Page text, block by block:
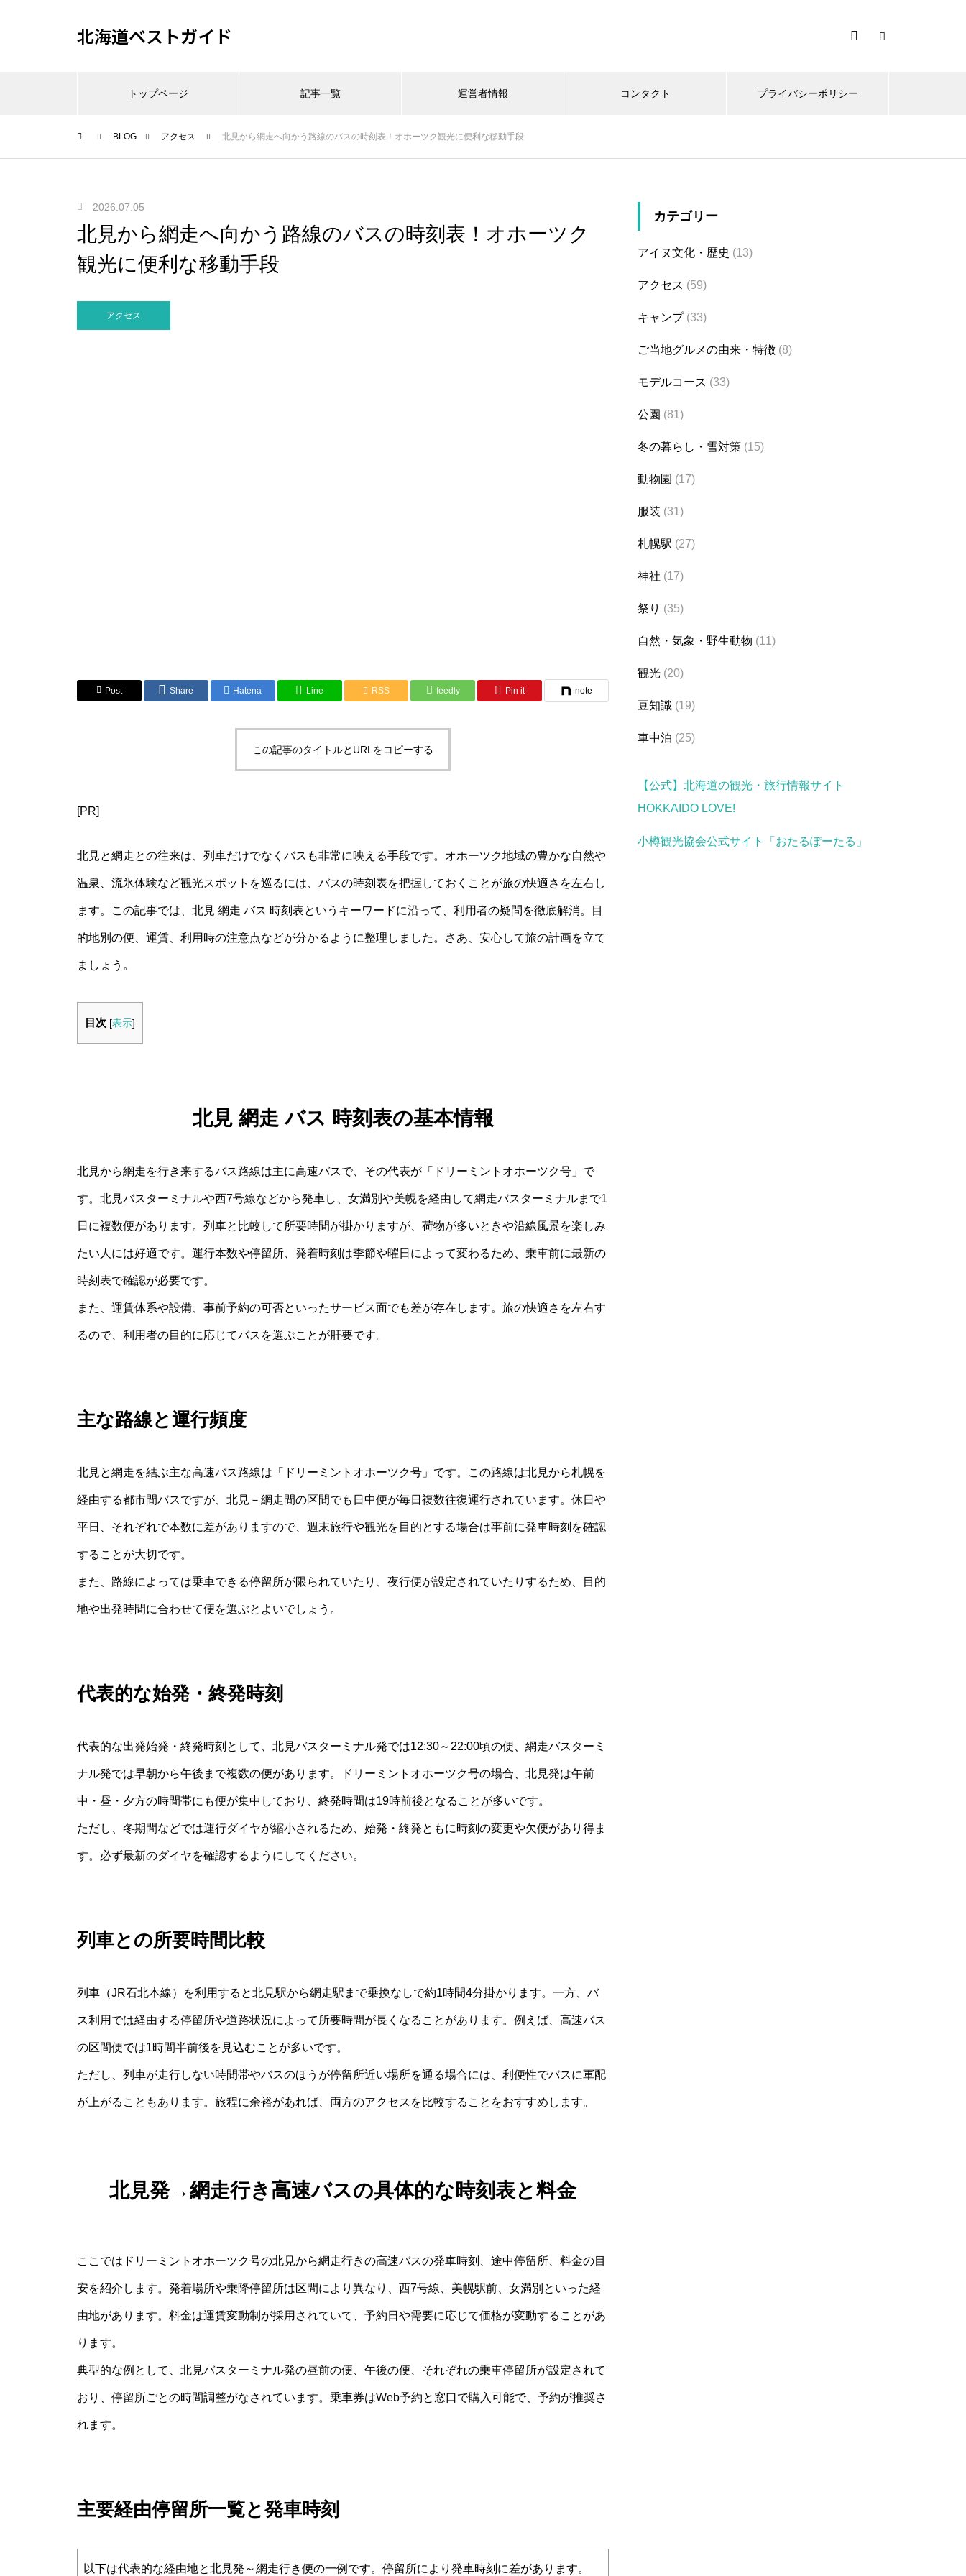
北海道ベストガイド
トップページ 記事一覧 運営者情報 コンタクト プライバシーポリシー
BLOG アクセス 北見から網走へ向かう路線のバスの時刻表！オホーツク観光に便利な移動手段
2026.07.05
北見から網走へ向かう路線のバスの時刻表！オホーツク
観光に便利な移動手段
アクセス
Post Share Hatena Line RSS feedly Pin it note
この記事のタイトルとURLをコピーする
[PR]
北見と網走との往来は、列車だけでなくバスも非常に映える手段です。オホーツク地域の豊かな自然や
温泉、流氷体験など観光スポットを巡るには、バスの時刻表を把握しておくことが旅の快適さを左右し
ます。この記事では、北見 網走 バス 時刻表というキーワードに沿って、利用者の疑問を徹底解消。目
的地別の便、運賃、利用時の注意点などが分かるように整理しました。さあ、安心して旅の計画を立て
ましょう。
目次 [表示]
北見 網走 バス 時刻表の基本情報
北見から網走を行き来するバス路線は主に高速バスで、その代表が「ドリーミントオホーツク号」で
す。北見バスターミナルや西7号線などから発車し、女満別や美幌を経由して網走バスターミナルまで1
日に複数便があります。列車と比較して所要時間が掛かりますが、荷物が多いときや沿線風景を楽しみ
たい人には好適です。運行本数や停留所、発着時刻は季節や曜日によって変わるため、乗車前に最新の
時刻表で確認が必要です。
また、運賃体系や設備、事前予約の可否といったサービス面でも差が存在します。旅の快適さを左右す
るので、利用者の目的に応じてバスを選ぶことが肝要です。
主な路線と運行頻度
北見と網走を結ぶ主な高速バス路線は「ドリーミントオホーツク号」です。この路線は北見から札幌を
経由する都市間バスですが、北見－網走間の区間でも日中便が毎日複数往復運行されています。休日や
平日、それぞれで本数に差がありますので、週末旅行や観光を目的とする場合は事前に発車時刻を確認
することが大切です。
また、路線によっては乗車できる停留所が限られていたり、夜行便が設定されていたりするため、目的
地や出発時間に合わせて便を選ぶとよいでしょう。
代表的な始発・終発時刻
代表的な出発始発・終発時刻として、北見バスターミナル発では12:30～22:00頃の便、網走バスターミ
ナル発では早朝から午後まで複数の便があります。ドリーミントオホーツク号の場合、北見発は午前
中・昼・夕方の時間帯にも便が集中しており、終発時間は19時前後となることが多いです。
ただし、冬期間などでは運行ダイヤが縮小されるため、始発・終発ともに時刻の変更や欠便があり得ま
す。必ず最新のダイヤを確認するようにしてください。
列車との所要時間比較
列車（JR石北本線）を利用すると北見駅から網走駅まで乗換なしで約1時間4分掛かります。一方、バ
ス利用では経由する停留所や道路状況によって所要時間が長くなることがあります。例えば、高速バス
の区間便では1時間半前後を見込むことが多いです。
ただし、列車が走行しない時間帯やバスのほうが停留所近い場所を通る場合には、利便性でバスに軍配
が上がることもあります。旅程に余裕があれば、両方のアクセスを比較することをおすすめします。
北見発→網走行き高速バスの具体的な時刻表と料金
ここではドリーミントオホーツク号の北見から網走行きの高速バスの発車時刻、途中停留所、料金の目
安を紹介します。発着場所や乗降停留所は区間により異なり、西7号線、美幌駅前、女満別といった経
由地があります。料金は運賃変動制が採用されていて、予約日や需要に応じて価格が変動することがあ
ります。
典型的な例として、北見バスターミナル発の昼前の便、午後の便、それぞれの乗車停留所が設定されて
おり、停留所ごとの時間調整がなされています。乗車券はWeb予約と窓口で購入可能で、予約が推奨さ
れます。
主要経由停留所一覧と発車時刻
以下は代表的な経由地と北見発～網走行き便の一例です。停留所により発車時刻に差があります。
カテゴリー
アイヌ文化・歴史 (13)
アクセス (59)
キャンプ(33)
ご当地グルメの由来・特徴 (8)
モデルコース (33)
公園 (81)
冬の暮らし・雪対策 (15)
動物園 (17)
服装 (31)
札幌駅 (27)
神社 (17)
祭り (35)
自然・気象・野生動物 (11)
観光 (20)
豆知識 (19)
車中泊 (25)
【公式】北海道の観光・旅行情報サイト
HOKKAIDO LOVE!
小樽観光協会公式サイト「おたるぽーたる」